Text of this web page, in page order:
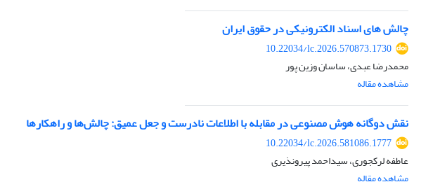
چالش های اسناد الکترونیکی در حقوق ایران
10.22034/lc.2026.570873.1730
محمدرضا عبدی، ساسان وزین پور
مشاهده مقاله
نقش دوگانه هوش مصنوعی در مقابله با اطلاعات نادرست و جعل عمیق: چالش‌ها و راهکارها
10.22034/lc.2026.581086.1777
عاطفه لرکجوری، سیداحمد پیرونذیری
مشاهده مقاله